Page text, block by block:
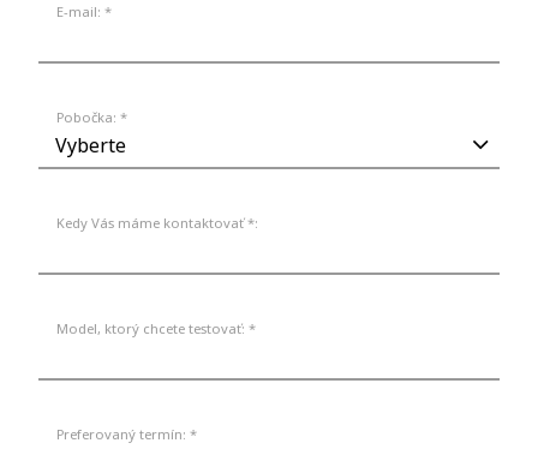
E-mail: *
Pobočka: *
Kedy Vás máme kontaktovať *:
Model, ktorý chcete testovať: *
Preferovaný termín: *